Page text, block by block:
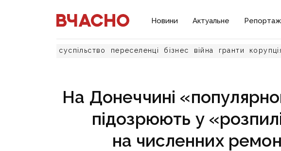
Новини Актуальне
суспільство переселенці бізнес війна гранти
На Донеччині
підозрюють у
на численних